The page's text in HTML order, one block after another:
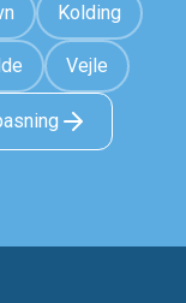
Kolding
Vejle